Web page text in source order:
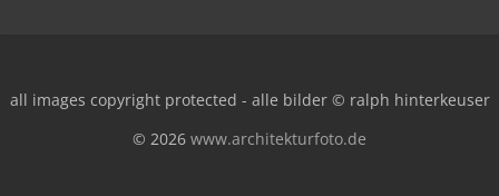
all images copyright protected - alle bilder © ralph hinterkeuser
© 2026 www.architekturfoto.de